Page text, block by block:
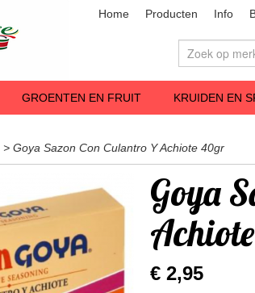
Home Producten Info
GROENTEN EN FRUIT KRUIDEN EN
> Goya Sazon Con Culantro Y Achiote 40gr
Goya
€ 2,95